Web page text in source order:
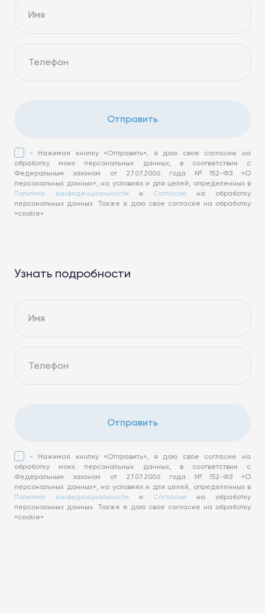
Имя
Телефон
Отправить
- Нажимая кнопку «Отправить», я даю свое согласие на
обработку моих персональных данных, в соответствии с
Федеральным законом от 27.07.2006 года №152-ФЗ «О
персональных данных», на условиях и для целей, определенных в
Политике конфиденциальности и Согласии на обработку
персональных данных. Также я даю свое согласие на обработку
«cookie»
Узнать подробности
Имя
Телефон
Отправить
- Нажимая кнопку «Отправить», я даю свое согласие на
обработку моих персональных данных, в соответствии с
Федеральным законом от 27.07.2006 года №152-ФЗ «О
персональных данных», на условиях и для целей, определенных в
Политике конфиденциальности и Согласии на обработку
персональных данных. Также я даю свое согласие на обработку
«cookie»